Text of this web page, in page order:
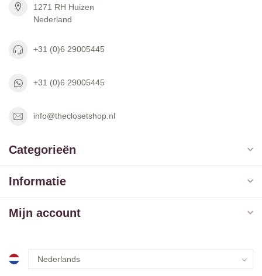
1271 RH Huizen
Nederland
+31 (0)6 29005445
+31 (0)6 29005445
info@theclosetshop.nl
Categorieën
Informatie
Mijn account